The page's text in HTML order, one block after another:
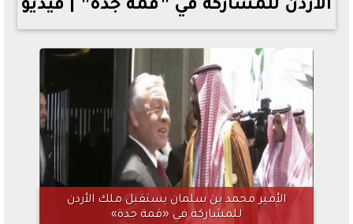
خطوات الاستعلام فور اعتمادها
تصرف مثير من ميسي ونجوم الأرجنتين قبل مواجهة مصر
تحسن حالة فضل شاكر الصحية وخروجه من المستشفى |
تفاصيل
أسعار الحديد والأسمنت اليوم الإثنين 6 - 7 - 2026
الأردن للمشاركة في ”قمة جدة” | فيديو
الأمير محمد بن سلمان يستقبل ملك الأردن
للمشاركة في «قمة جدة»